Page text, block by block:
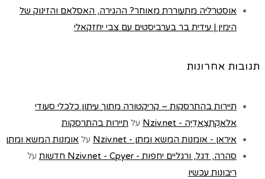
אוסטרליה מתעוררת מאוחר? ההגירה, האסלאם והזינוק של
הימין | עידית בר בערביסטים עם צבי יחזקאלי
תגובות אחרונות
תיירות בהתרסקות – קריקטורה מתוך עיתון כלכלי סעודי
אלאקְתִצַאדִיַה - Nziv.net
על תיירות בהתרסקות
איראן - אומנות המשא ומתן - Nziv.net
על אומנות המשא ומתן
סהרה, דגל, ורגליים יחפות - Nziv.net - Cpyer חדשות
על
ריבונות עכשיו